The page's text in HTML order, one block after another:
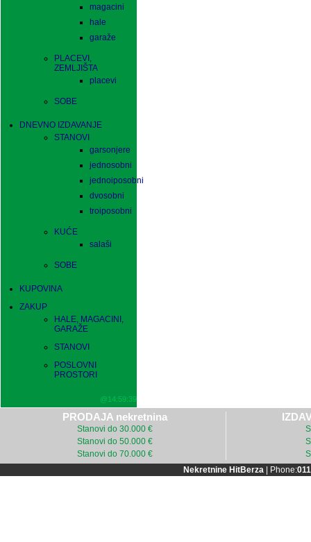
magacini
hale
garaže
PLACEVI,
ZEMLJIŠTA
placevi
SOBE
DNEVNO IZDAVANJE
STANOVI
garsonjere
jednosobni
jednoiposobni
dvosobni
troiposobni
KUĆE
salaši
SOBE
KUPOVINA
ZAKUP
HALE, MAGACINI,
GARAŽE
STANOVI
POSLOVNI
PROSTORI
@14:59:39
PRODAJA nekretnina
Stanovi do 30.000 €
Stanovi do 50.000 €
Stanovi do 70.000 €
Nekretnine HitBerza| Phone: